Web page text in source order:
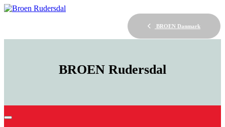
BROEN Danmark
BROEN Rudersdal